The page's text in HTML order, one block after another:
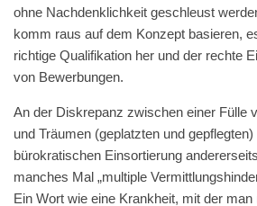
ohne Nachdenklichkeit geschleust
komm raus auf dem Konzept basieren,
richtige Qualifikation her und der rechte
von Bewerbungen.
An der Diskrepanz zwischen einer Fülle
und Träumen (geplatzten und
bürokratischen Einsortierung
manches Mal „multiple
Ein Wort wie eine Krankheit, mit der man